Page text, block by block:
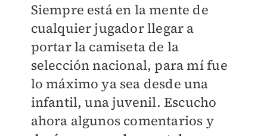
Siempre está en la mente de
cualquier jugador llegar a
portar la camiseta de la
selección nacional, para mí fue
lo máximo ya sea desde una
infantil, una juvenil. Escucho
ahora algunos comentarios y